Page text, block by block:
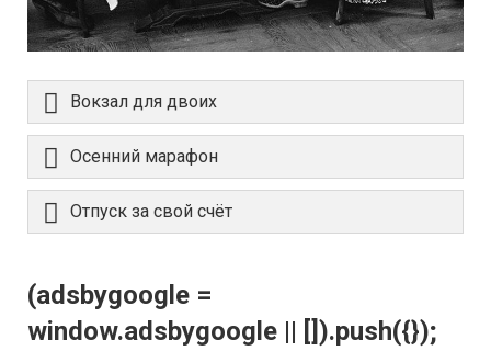
Вокзал для двоих
Осенний марафон
Отпуск за свой счёт
(adsbygoogle =
window.adsbygoogle || []).push({});